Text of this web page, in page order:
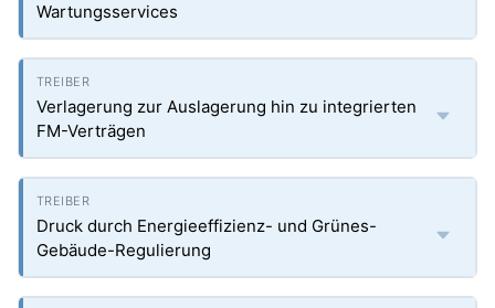
Wartungsservices
Verlagerung zur Auslagerung hin zu integrierten
FM-Verträgen
Druck durch Energieeffizienz- und Grünes-
Gebäude-Regulierung